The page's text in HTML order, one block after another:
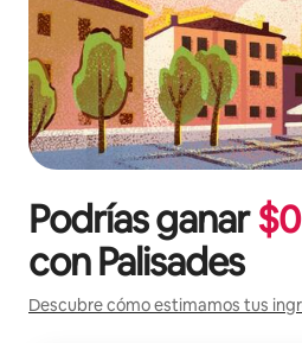
Podrías ganar$0
conPalisades
Descubre cómo estimamos tus